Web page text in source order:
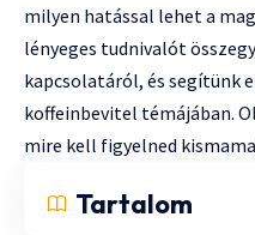
milyen hatással lehet a
lényeges tudnivalót
kapcsolatáról, és segítünk
koffeinbevitel témájában.
mire kell figyelned
Tartalom